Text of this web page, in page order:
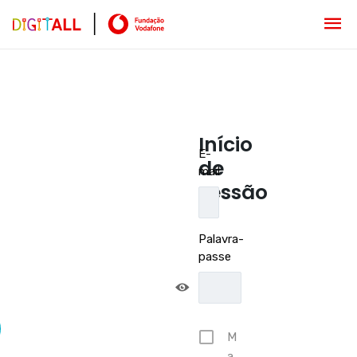
Início
de
sessão
E-
mail
Palavra-
passe
M